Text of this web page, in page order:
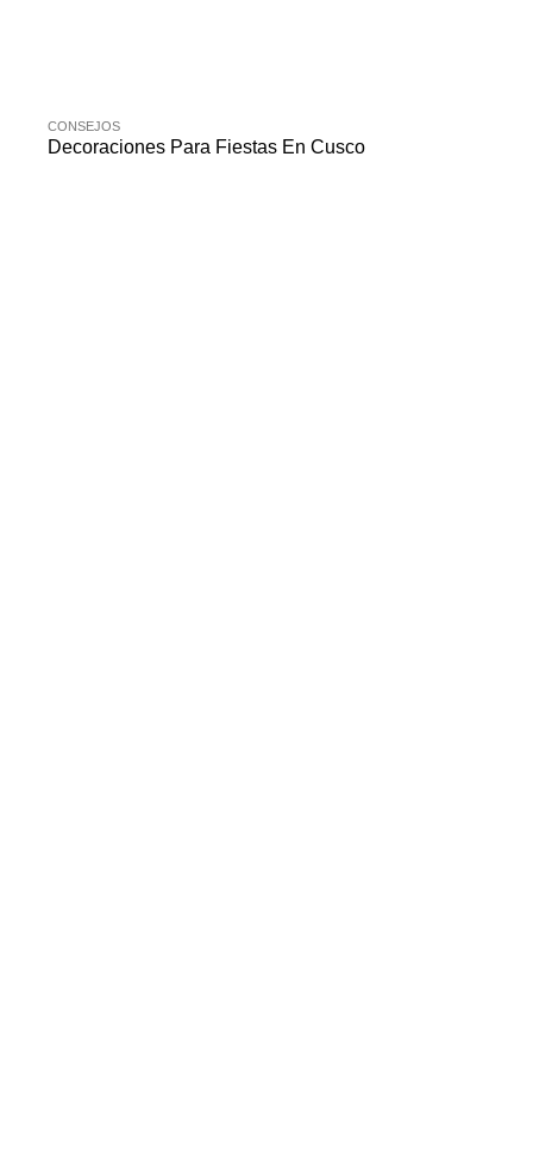
CONSEJOS
Decoraciones Para Fiestas En Cusco